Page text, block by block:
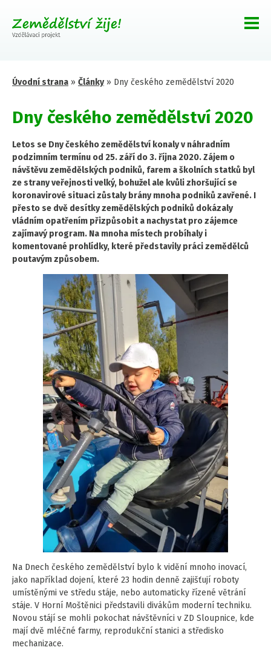
Úvodní strana » Články» Dny českého zemědělství 2020
Dny českého zemědělství 2020
Letos se Dny českého zemědělství konaly v náhradním
podzimním termínu od 25. září do 3. října 2020. Zájem o
návštěvu zemědělských podniků, farem a školních statků byl
ze strany veřejnosti velký, bohužel ale kvůli zhoršující se
koronavirové situaci zůstaly brány mnoha podniků zavřené. I
přesto se dvě desítky zemědělských podniků dokázaly
vládním opatřením přizpůsobit a nachystat pro zájemce
zajímavý program. Na mnoha místech probíhaly i
komentované prohlídky, které představily práci zemědělců
poutavým způsobem.
Na Dnech českého zemědělství bylo k vidění mnoho inovací,
jako například dojení, které 23 hodin denně zajišťují roboty
umístěnými ve středu stáje, nebo automaticky řízené větrání
stáje. V Horní Moštěnici představili divákům moderní techniku.
Novou stájí se mohli pokochat návštěvníci v ZD Sloupnice, kde
mají dvě mléčné farmy, reprodukční stanici a středisko
mechanizace.